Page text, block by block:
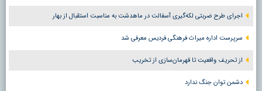
اجرای طرح ضربتی لکه‌گیری آسفالت در ماهدشت به مناسبت استقبال از بهار
سرپرست اداره میراث فرهنگی فردیس معرفی شد
از تحریف واقعیت تا قهرمان‌سازی از تخریب
دشمن توان جنگ ندارد